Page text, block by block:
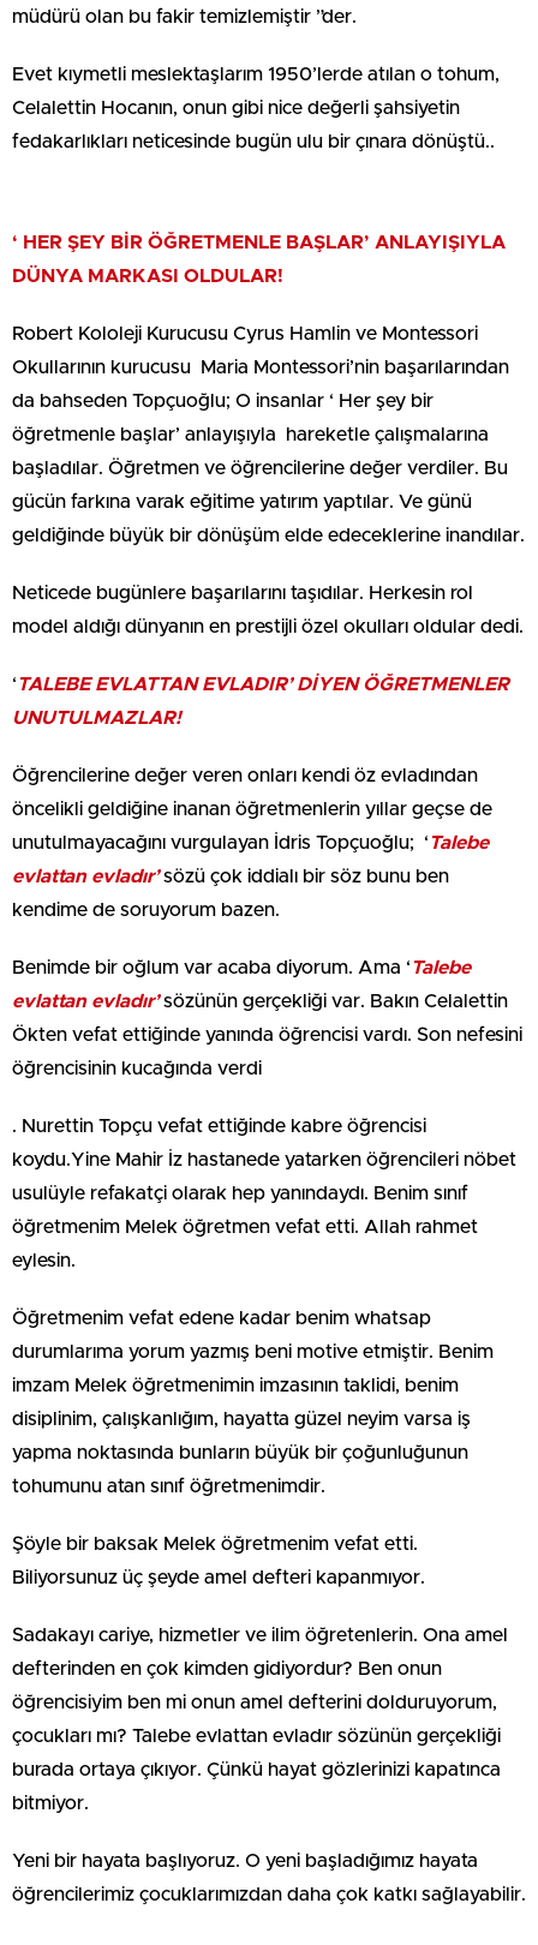
müdürü olan bu fakir temizlemiştir ”der.
Evet kıymetli meslektaşlarım 1950’lerde atılan o tohum,
Celalettin Hocanın, onun gibi nice değerli şahsiyetin
fedakarlıkları neticesinde bugün ulu bir çınara dönüştü..
‘ HER ŞEY BİR ÖĞRETMENLE BAŞLAR’ ANLAYIŞIYLA
DÜNYA MARKASI OLDULAR!
Robert Kololeji Kurucusu Cyrus Hamlin ve Montessori
Okullarının kurucusu Maria Montessori’nin başarılarından
da bahseden Topçuoğlu; O insanlar ‘ Her şey bir
öğretmenle başlar’ anlayışıyla hareketle çalışmalarına
başladılar. Öğretmen ve öğrencilerine değer verdiler. Bu
gücün farkına varak eğitime yatırım yaptılar. Ve günü
geldiğinde büyük bir dönüşüm elde edeceklerine inandılar.
Neticede bugünlere başarılarını taşıdılar. Herkesin rol
model aldığı dünyanın en prestijli özel okulları oldular dedi.
‘TALEBE EVLATTAN EVLADIR’ DİYEN ÖĞRETMENLER
UNUTULMAZLAR!
Öğrencilerine değer veren onları kendi öz evladından
öncelikli geldiğine inanan öğretmenlerin yıllar geçse de
unutulmayacağını vurgulayan İdris Topçuoğlu; ‘Talebe
evlattan evladır’sözü çok iddialı bir söz bunu ben
kendime de soruyorum bazen.
Benimde bir oğlum var acaba diyorum. Ama ‘Talebe
evlattan evladır’sözünün gerçekliği var. Bakın Celalettin
Ökten vefat ettiğinde yanında öğrencisi vardı. Son nefesini
öğrencisinin kucağında verdi
. Nurettin Topçu vefat ettiğinde kabre öğrencisi
koydu.Yine Mahir İz hastanede yatarken öğrencileri nöbet
usulüyle refakatçi olarak hep yanındaydı. Benim sınıf
öğretmenim Melek öğretmen vefat etti. Allah rahmet
eylesin.
Öğretmenim vefat edene kadar benim whatsap
durumlarıma yorum yazmış beni motive etmiştir. Benim
imzam Melek öğretmenimin imzasının taklidi, benim
disiplinim, çalışkanlığım, hayatta güzel neyim varsa iş
yapma noktasında bunların büyük bir çoğunluğunun
tohumunu atan sınıf öğretmenimdir.
Şöyle bir baksak Melek öğretmenim vefat etti.
Biliyorsunuz üç şeyde amel defteri kapanmıyor.
Sadakayı cariye, hizmetler ve ilim öğretenlerin. Ona amel
defterinden en çok kimden gidiyordur? Ben onun
öğrencisiyim ben mi onun amel defterini dolduruyorum,
çocukları mı? Talebe evlattan evladır sözünün gerçekliği
burada ortaya çıkıyor. Çünkü hayat gözlerinizi kapatınca
bitmiyor.
Yeni bir hayata başlıyoruz. O yeni başladığımız hayata
öğrencilerimiz çocuklarımızdan daha çok katkı sağlayabilir.